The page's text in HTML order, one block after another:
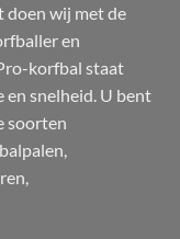
doen wij met de
en
korfbal staat
en snelheid. U bent
soorten